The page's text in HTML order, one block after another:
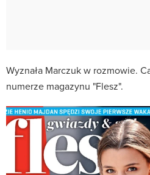
Wyznała Marczuk w rozmowie.
numerze magazynu "Flesz".